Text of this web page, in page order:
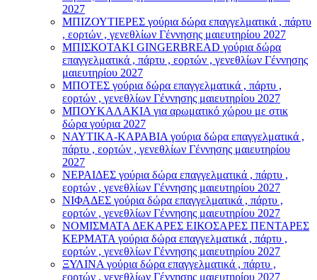
2027
ΜΠΙΖΟΥΤΙΕΡΕΣ γούρια δώρα επαγγελματικά , πάρτυ
, εορτών , γενεθλίων Γέννησης μαιευτηρίου 2027
ΜΠΙΣΚΟΤΑΚΙ GINGERBREAD γούρια δώρα
επαγγελματικά , πάρτυ , εορτών , γενεθλίων Γέννησης
μαιευτηρίου 2027
ΜΠΟΤΕΣ γούρια δώρα επαγγελματικά , πάρτυ ,
εορτών , γενεθλίων Γέννησης μαιευτηρίου 2027
ΜΠΟΥΚΑΛΑΚΙΑ για αρωματικό χώρου με στικ
δώρα γούρια 2027
ΝΑΥΤΙΚΑ-ΚΑΡΑΒΙΑ γούρια δώρα επαγγελματικά ,
πάρτυ , εορτών , γενεθλίων Γέννησης μαιευτηρίου
2027
ΝΕΡΑΙΔΕΣ γούρια δώρα επαγγελματικά , πάρτυ ,
εορτών , γενεθλίων Γέννησης μαιευτηρίου 2027
ΝΙΦΑΔΕΣ γούρια δώρα επαγγελματικά , πάρτυ ,
εορτών , γενεθλίων Γέννησης μαιευτηρίου 2027
ΝΟΜΙΣΜΑΤΑ ΔΕΚΑΡΕΣ ΕΙΚΟΣΑΡΕΣ ΠΕΝΤΑΡΕΣ
ΚΕΡΜΑΤΑ γούρια δώρα επαγγελματικά , πάρτυ ,
εορτών , γενεθλίων Γέννησης μαιευτηρίου 2027
ΞΥΛΙΝΑ γούρια δώρα επαγγελματικά , πάρτυ ,
εορτών , γενεθλίων Γέννησης μαιευτηρίου 2027